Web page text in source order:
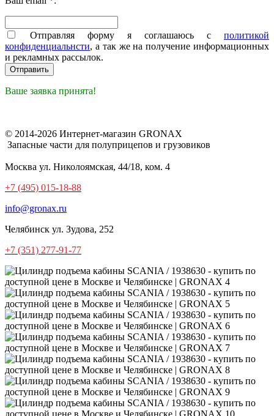
Отправляя форму я соглашаюсь с политикой
конфиденциальнсти, а так же на получение информационных
и рекламных рассылок.
Ваше заявка принята!
© 2014-2026 Интернет-магазин GRONAX
Запасные части для полуприцепов и грузовиков
Москва ул. Николоямская, 44/18, ком. 4
+7 (495) 015-18-88
info@gronax.ru
Челябинск ул. Зудова, 252
+7 (351) 277-91-77